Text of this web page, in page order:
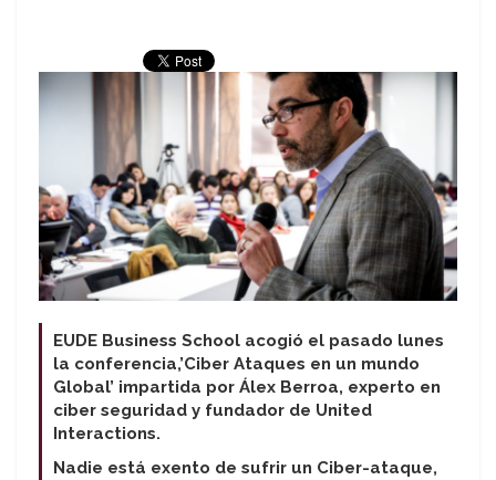
EUDE Business School acogió el pasado lunes
la conferencia,’Ciber Ataques en un mundo
Global’ impartida por Álex Berroa, experto en
ciber seguridad y fundador de United
Interactions.
Nadie está exento de sufrir un Ciber-ataque,